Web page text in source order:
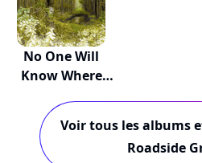
No One Will
Know Where
Voir tous les albums
Roadside